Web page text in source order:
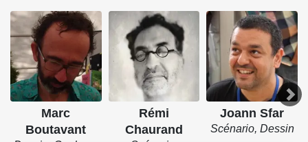
Marc
Boutavant
Rémi
Chaurand
Joann Sfar
Scénario, Dessin